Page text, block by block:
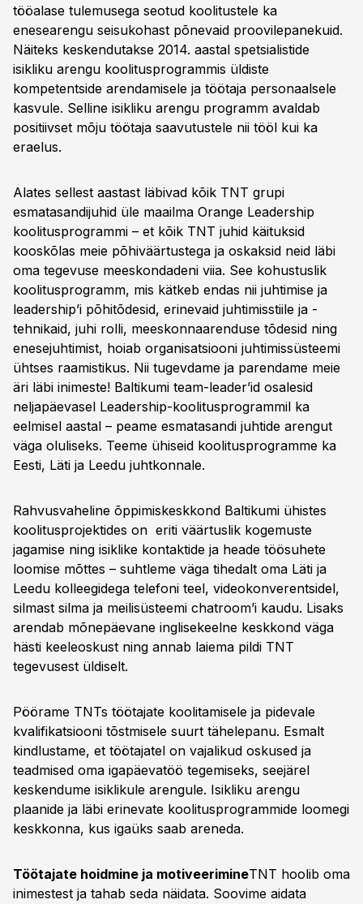
tööalase tulemusega seotud koolitustele ka
enesearengu seisukohast põnevaid proovilepanekuid.
Näiteks keskendutakse 2014. aastal spetsialistide
isikliku arengu koolitusprogrammis üldiste
kompetentside arendamisele ja töötaja personaalsele
kasvule. Selline isikliku arengu programm avaldab
positiivset mõju töötaja saavutustele nii tööl kui ka
eraelus.
Alates sellest aastast läbivad kõik TNT grupi
esmatasandijuhid üle maailma Orange Leadership
koolitusprogrammi – et kõik TNT juhid käituksid
kooskõlas meie põhiväärtustega ja oskaksid neid läbi
oma tegevuse meeskondadeni viia. See kohustuslik
koolitusprogramm, mis kätkeb endas nii juhtimise ja
leadership’i põhitõdesid, erinevaid juhtimisstiile ja -
tehnikaid, juhi rolli, meeskonnaarenduse tõdesid ning
enesejuhtimist, hoiab organisatsiooni juhtimissüsteemi
ühtses raamistikus. Nii tugevdame ja parendame meie
äri läbi inimeste! Baltikumi team-leader’id osalesid
neljapäevasel Leadership-koolitusprogrammil ka
eelmisel aastal – peame esmatasandi juhtide arengut
väga oluliseks. Teeme ühiseid koolitusprogramme ka
Eesti, Läti ja Leedu juhtkonnale.
Rahvusvaheline õppimiskeskkond Baltikumi ühistes
koolitusprojektides on eriti väärtuslik kogemuste
jagamise ning isiklike kontaktide ja heade töösuhete
loomise mõttes – suhtleme väga tihedalt oma Läti ja
Leedu kolleegidega telefoni teel, videokonverentsidel,
silmast silma ja meilisüsteemi chatroom’i kaudu. Lisaks
arendab mõnepäevane inglisekeelne keskkond väga
hästi keeleoskust ning annab laiema pildi TNT
tegevusest üldiselt.
Pöörame TNTs töötajate koolitamisele ja pidevale
kvalifikatsiooni tõstmisele suurt tähelepanu. Esmalt
kindlustame, et töötajatel on vajalikud oskused ja
teadmised oma igapäevatöö tegemiseks, seejärel
keskendume isiklikule arengule. Isikliku arengu
plaanide ja läbi erinevate koolitusprogrammide loomegi
keskkonna, kus igaüks saab areneda.
Töötajate hoidmine ja motiveerimineTNT hoolib oma
inimestest ja tahab seda näidata. Soovime aidata